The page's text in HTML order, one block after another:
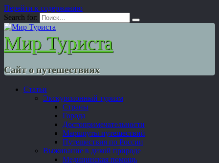
Перейти к содержанию
Search for:
Мир Туриста
Сайт о путешествиях
Статьи
Экскурсионный туризм
Страны
Города
Достопримечательности
Маршруты путешествий
Путешествия по России
Выживание в дикой природе
Медицинская помощь